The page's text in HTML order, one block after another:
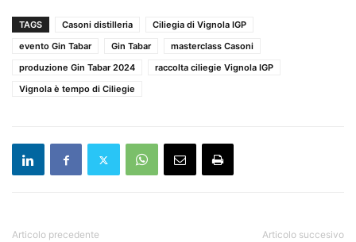
TAGS Casoni distilleria
Ciliegia di Vignola IGP
evento Gin Tabar
Gin Tabar
masterclass Casoni
produzione Gin Tabar 2024
raccolta ciliegie Vignola IGP
Vignola è tempo di Ciliegie
Articolo precedente Articolo succesivo